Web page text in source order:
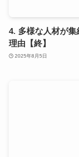
4. 多様な人材が
理由【終】
2025年8月5日